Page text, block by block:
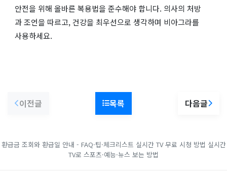
안전을 위해 올바른 복용법을 준수해야 합니다. 의사의 처방
과 조언을 따르고, 건강을 최우선으로 생각하며 비아그라를
사용하세요.
이전글 목록 다음글
환급금 조회와 환급일 안내 - FAQ·팁·체크리스트 실시간 TV 무료 시청 방법 실시간
TV로 스포츠·예능·뉴스 보는 방법